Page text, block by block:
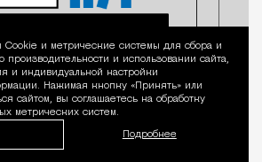
Уведомление
и метрические системы для сбора и
и использовании сайта,
и индивидуальной настройки
Нажимая кнопку «Принять» или
сайтом, вы соглашаетесь на обработку
метрических систем.
Подробнее